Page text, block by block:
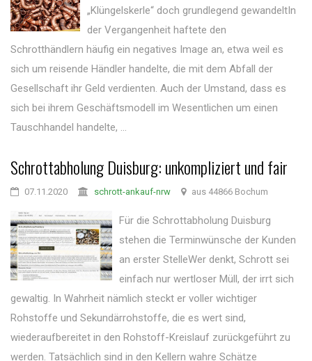
„Klüngelskerle“ doch grundlegend gewandeltIn
der Vergangenheit haftete den
Schrotthändlern häufig ein negatives Image an, etwa weil es
sich um reisende Händler handelte, die mit dem Abfall der
Gesellschaft ihr Geld verdienten. Auch der Umstand, dass es
sich bei ihrem Geschäftsmodell im Wesentlichen um einen
Tauschhandel handelte, ...
Schrottabholung Duisburg: unkompliziert und fair
07.11.2020 schrott-ankauf-nrw aus 44866 Bochum
Für die Schrottabholung Duisburg
stehen die Terminwünsche der Kunden
an erster StelleWer denkt, Schrott sei
einfach nur wertloser Müll, der irrt sich
gewaltig. In Wahrheit nämlich steckt er voller wichtiger
Rohstoffe und Sekundärrohstoffe, die es wert sind,
wiederaufbereitet in den Rohstoff-Kreislauf zurückgeführt zu
werden. Tatsächlich sind in den Kellern wahre Schätze